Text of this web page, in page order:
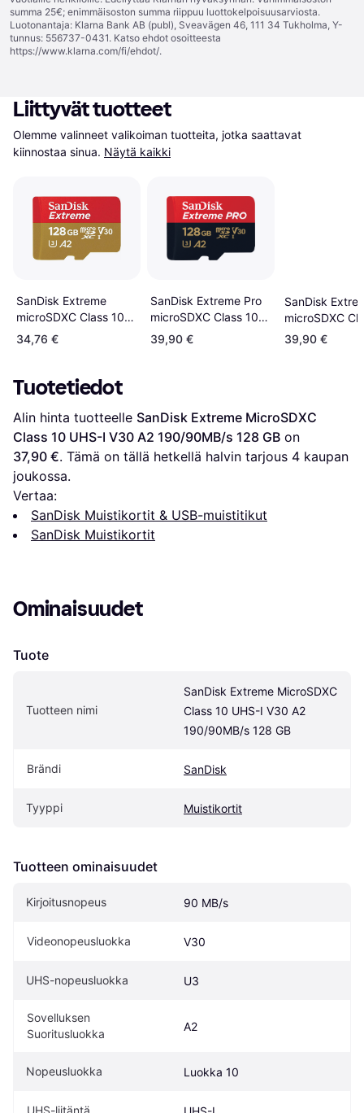
summa 25€; enimmäisoston summa riippuu luottokelpoisuusarviosta.
Luotonantaja: Klarna Bank AB (publ), Sveavägen 46, 111 34 Tukholma, Y-
tunnus: 556737-0431. Katso ehdot osoitteesta
https://www.klarna.com/fi/ehdot/.
Liittyvät tuotteet
Olemme valinneet valikoiman tuotteita, jotka saattavat
kiinnostaa sinua. Näytä kaikki
SanDisk Extreme
microSDXC Class 10
UHS-I U3 V30 A2
190/90MB/s 128GB
34,76 €
SanDisk Extreme Pro
microSDXC Class 10
UHS-I U3 V30 A2
200/90MB/s 128GB
39,90 €
SanDisk
microSDXC
UHS-I U3 V30
200/90MB/s
39,90 €
Tuotetiedot
Alin hinta tuotteelle SanDisk Extreme MicroSDXC
Class 10 UHS-I V30 A2 190/90MB/s 128 GB
37,90 €. Tämä on tällä hetkellä halvin tarjous 4 kaupan
joukossa.
Vertaa:
SanDisk Muistikortit & USB-muistitikut
SanDisk Muistikortit
Ominaisuudet
Tuote
Tuotteen nimi
SanDisk Extreme MicroSDXC
Class 10 UHS-I V30 A2
190/90MB/s 128 GB
Brändi SanDisk
Tyyppi Muistikortit
Tuotteen ominaisuudet
Kirjoitusnopeus 90 MB/s
Videonopeusluokka V30
UHS-nopeusluokka U3
Sovelluksen
Suoritusluokka
A2
Nopeusluokka Luokka 10
UHS-liitäntä